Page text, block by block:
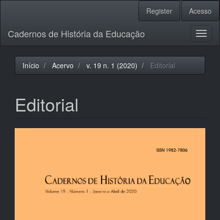
principal
Barra
Lateral
Register Acesso
Cadernos de História da Educação
Início Acervo v. 19 n. 1 (2020) Editorial
Editorial
Barra
artigos